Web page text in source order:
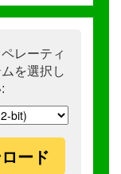
レーティ
を選択し
ード